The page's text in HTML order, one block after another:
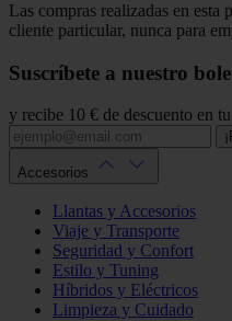
Las compras realizadas en esta
cliente particular, nunca para
Suscríbete a nuestro
y recibe 10 € de descuento en
Accesorios
Llantas y Accesorios
Viaje y Transporte
Seguridad y Confort
Estilo y Tuning
Híbridos y Eléctricos
Limpieza y Cuidado